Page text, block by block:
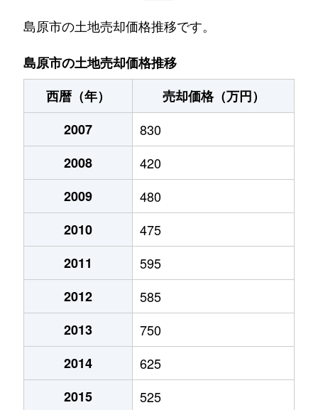
下川尻町
160万円 島原港
城西中の丁
1,200万円
津吹町
三会
中堀町
500万円
600万円
330万円
140万円
100万円
島原市の土地売却価格推移です。
島原市の土地売却価格推移
西暦（年）
売却価格（万円）
2007
830
2008
420
2009
480
2010
475
2011
595
2012
585
2013
750
2014
625
2015
525